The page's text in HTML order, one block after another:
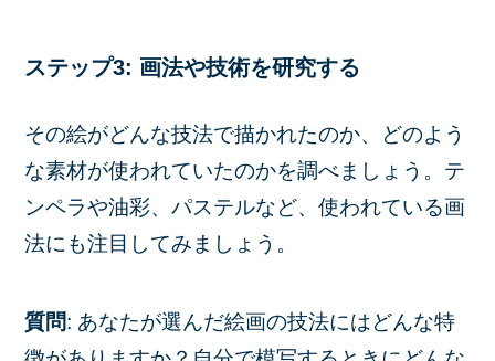
ステップ3: 画法や技術を研究する
その絵がどんな技法で描かれたのか、どのよう
な素材が使われていたのかを調べましょう。テ
ンペラや油彩、パステルなど、使われている画
法にも注目してみましょう。
質問: あなたが選んだ絵画の技法にはどんな特